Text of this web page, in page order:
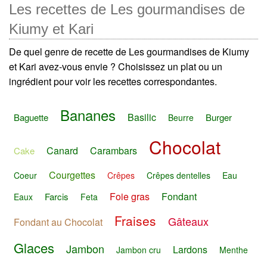
Les recettes de Les gourmandises de
Kiumy et Kari
De quel genre de recette de Les gourmandises de Kiumy
et Kari avez-vous envie ? Choisissez un plat ou un
ingrédient pour voir les recettes correspondantes.
Baguette Bananes Basilic Beurre Burger
Cake Canard Carambars Chocolat
Coeur Courgettes Crêpes Crêpes dentelles
Eau
Eaux
Farcis Feta Foie gras
Fondant
Fondant au Chocolat
Fraises Gâteaux
Glaces Jambon Jambon cru Lardons Menthe